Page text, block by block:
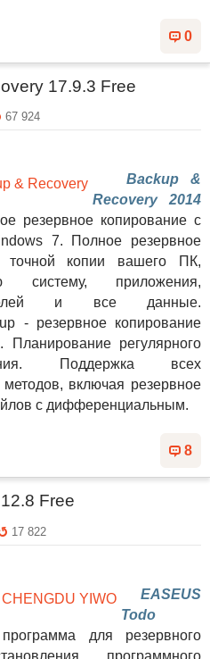
0
17.9.3 Free
67 924
Backup &
Recovery 2014
резервное копирование с
7. Полное резервное
точной копии вашего ПК,
систему, приложения,
и все данные.
- резервное копирование
Планирование регулярного
Поддержка всех
включая резервное
с дифференциальным.
8
Free
17 822
EASEUS
Todo
для резервного
программного